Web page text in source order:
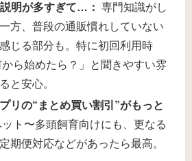
明が多すぎて…： 専門知識がし
方、普段の通販慣れしていない
じる部分も。特に初回利用時
ら始めたら？」と聞きやすい雰
と安心。
リの“まとめ買い割引”がもっと
ト〜多頭飼育向けにも、更なる
期便対応などがあったら最高。